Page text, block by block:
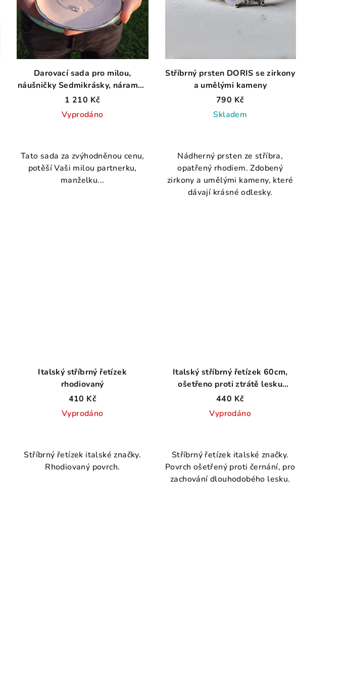
Darovací sada pro milou,
náušničky Sedmikrásky, náramek
Sedmikráska, talířek na šperky
Lvice v porcelánu v růžové
1 210 Kč
Vyprodáno
produktu
je
5,0
Tato sada za zvýhodněnou cenu,
potěší Vaši milou partnerku,
manželku...
Stříbrný prsten DORIS se zirkony
a umělými kameny
790 Kč
Skladem
produktu
je
5,0
z
Nádherný prsten ze stříbra,
opatřený rhodiem. Zdobený
zirkony a umělými kameny, které
dávají krásné odlesky.
Italský stříbrný řetízek
rhodiovaný
410 Kč
Vyprodáno
produktu
je
Stříbrný řetízek italské značky.
Rhodiovaný povrch.
Italský stříbrný řetízek 60cm,
ošetřeno proti ztrátě lesku
AG925≤1,7g
440 Kč
Vyprodáno
Stříbrný řetízek italské značky.
Povrch ošetřený proti černání, pro
zachování dlouhodobého lesku.